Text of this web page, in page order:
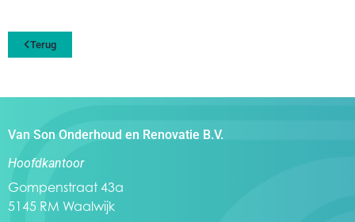
Terug
Van Son Onderhoud en Renovatie B.V.
Hoofdkantoor
Gompenstraat 43a
5145 RM Waalwijk